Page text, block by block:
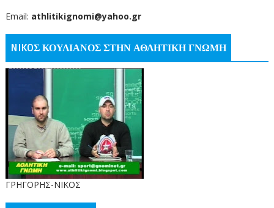
Email: athlitikignomi@yahoo.gr
NIKOΣ ΚΟΥΛΙΑΝΟΣ ΣΤΗΝ ΑΘΛΗΤΙΚΗ ΓΝΩΜΗ
ΓΡΗΓΟΡΗΣ-ΝΙΚΟΣ